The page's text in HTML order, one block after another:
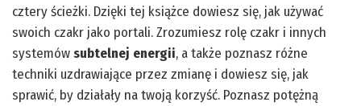
cztery ścieżki. Dzięki tej książce dowiesz się, jak używać
swoich czakr jako portali. Zrozumiesz rolę czakr i innych
systemówsubtelnej energii, a także poznasz różne
techniki uzdrawiające przez zmianę i dowiesz się, jak
sprawić, by działały na twoją korzyść. Poznasz potężną